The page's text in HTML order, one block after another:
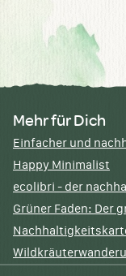
Mehr für Dich
Einfacher und
Happy Minimalist
ecolibri - der
Grüner Faden: Der